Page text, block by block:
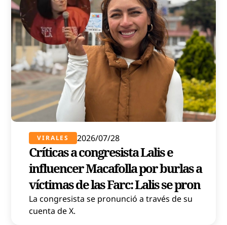
VIRALES 2026/07/28
Críticas a congresista Lalis e
influencer Macafolla por burlas a
víctimas de las Farc: Lalis se pron
La congresista se pronunció a través de su
cuenta de X.